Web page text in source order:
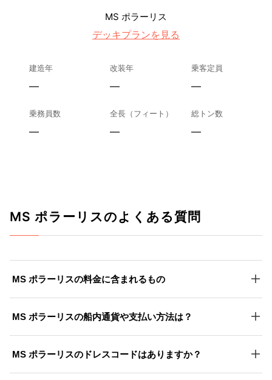
MS ポラーリス
デッキプランを見る
建造年
—
改装年
—
乗客定員
—
乗務員数
—
全長（フィート）
—
総トン数
—
MS ポラーリスのよくある質問
MS ポラーリスの料金に含まれるもの
MS ポラーリスの船内通貨や支払い方法は？
MS ポラーリスのドレスコードはありますか？